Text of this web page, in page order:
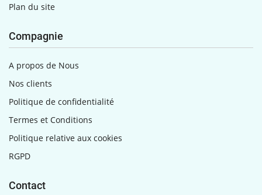
Plan du site
Compagnie
A propos de Nous
Nos clients
Politique de confidentialité
Termes et Conditions
Politique relative aux cookies
RGPD
Contact